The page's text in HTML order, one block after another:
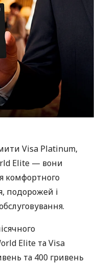
Visa Platinum,
Elite — вони
комфортного
подорожей і
Elite та Visa
та 400 гривень